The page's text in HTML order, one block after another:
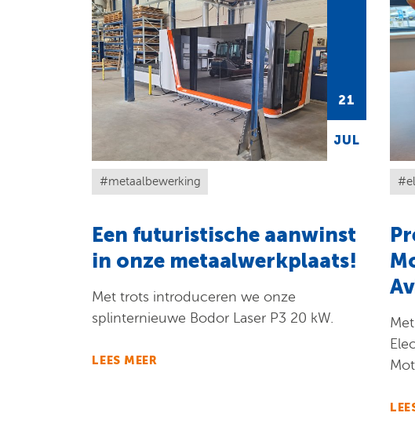
21
JUL
metaalbewerking
Een futuristische aanwinst
in onze metaalwerkplaats!
Met trots introduceren we onze
splinternieuwe Bodor Laser P3 20 kW.
LEES MEER